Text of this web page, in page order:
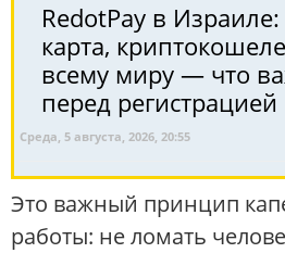
RedotPay в
карта,
всему миру — что
перед регистрацией
Среда, 5 августа, 2026, 20:55
Это важный принцип
работы: не ломать